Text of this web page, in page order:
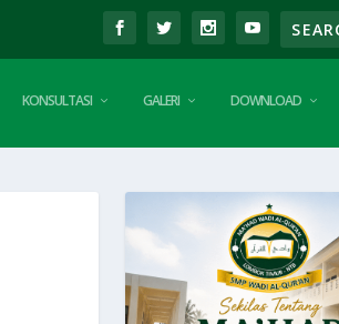
KONSULTASI GALERI DOWNLOAD